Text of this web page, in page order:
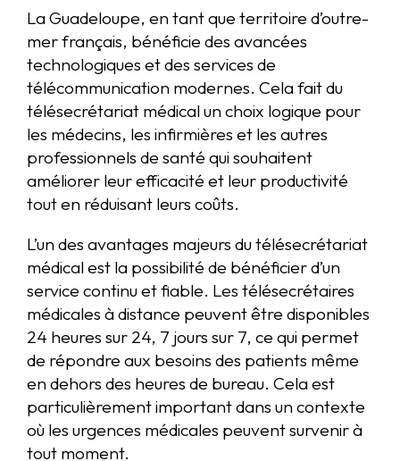
La Guadeloupe, en tant que territoire d’outre-
mer français, bénéficie des avancées
technologiques et des services de
télécommunication modernes. Cela fait du
télésecrétariat médical un choix logique pour
les médecins, les infirmières et les autres
professionnels de santé qui souhaitent
améliorer leur efficacité et leur productivité
tout en réduisant leurs coûts.
L’un des avantages majeurs du télésecrétariat
médical est la possibilité de bénéficier d’un
service continu et fiable. Les télésecrétaires
médicales à distance peuvent être disponibles
24 heures sur 24, 7 jours sur 7, ce qui permet
de répondre aux besoins des patients même
en dehors des heures de bureau. Cela est
particulièrement important dans un contexte
où les urgences médicales peuvent survenir à
tout moment.